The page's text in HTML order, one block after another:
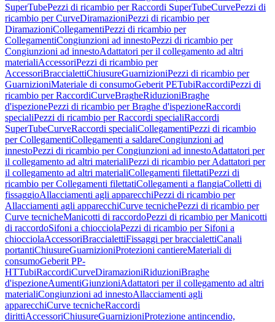
SuperTubePezzi di ricambio per Raccordi SuperTubeCurvePezzi di
ricambio per CurveDiramazioniPezzi di ricambio per
DiramazioniCollegamentiPezzi di ricambio per
CollegamentiCongiunzioni ad innestoPezzi di ricambio per
Congiunzioni ad innestoAdattatori per il collegamento ad altri
materialiAccessoriPezzi di ricambio per
AccessoriBraccialettiChiusureGuarnizioniPezzi di ricambio per
GuarnizioniMateriale di consumoGeberit PETubiRaccordiPezzi di
ricambio per RaccordiCurveBragheRiduzioniBraghe
d'ispezionePezzi di ricambio per Braghe d'ispezioneRaccordi
specialiPezzi di ricambio per Raccordi specialiRaccordi
SuperTubeCurveRaccordi specialiCollegamentiPezzi di ricambio
per CollegamentiCollegamenti a saldareCongiunzioni ad
innestoPezzi di ricambio per Congiunzioni ad innestoAdattatori per
il collegamento ad altri materialiPezzi di ricambio per Adattatori per
il collegamento ad altri materialiCollegamenti filettatiPezzi di
ricambio per Collegamenti filettatiCollegamenti a flangiaColletti di
fissaggioAllacciamenti agli apparecchiPezzi di ricambio per
Allacciamenti agli apparecchiCurve tecnichePezzi di ricambio per
Curve tecnicheManicotti di raccordoPezzi di ricambio per Manicotti
di raccordoSifoni a chiocciolaPezzi di ricambio per Sifoni a
chiocciolaAccessoriBraccialettiFissaggi per braccialettiCanali
portantiChiusureGuarnizioniProtezioni cantiereMateriali di
consumoGeberit PP-
HTTubiRaccordiCurveDiramazioniRiduzioniBraghe
d'ispezioneAumentiGiunzioniAdattatori per il collegamento ad altri
materialiCongiunzioni ad innestoAllacciamenti agli
apparecchiCurve tecnicheRaccordi
dirittiAccessoriChiusureGuarnizioniProtezione antincendio,